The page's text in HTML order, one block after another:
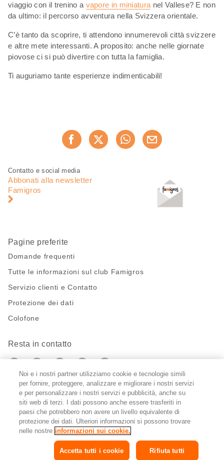
viaggio con il trenino a vapore in miniatura nel Vallese? E non
da ultimo: il percorso avventura nella Svizzera orientale.
C’è tanto da scoprire, ti attendono innumerevoli città svizzere
e altre mete interessanti. A proposito: anche nelle giornate
piovose ci si può divertire con tutta la famiglia.
Ti auguriamo tante esperienze indimenticabili!
Consiglia ora
Piè
pagina
Navigazione
pagina
Contatto e social media
Abbonati alla newsletter
Famigros
Pagine preferite
Domande frequenti
Tutte le informazioni sul club Famigros
Servizio clienti e Contatto
Protezione dei dati
Colofone
Resta in contatto
https://twitter.com/migros?
https://www.youtube.com/user/
PinterestInstagram
Impostazioni cookie
© 2026 Federazione delle cooperative Migros
FR IT
Noi e i nostri partner utilizziamo cookie e tecnologie simili
per fornire, proteggere, analizzare e migliorare i nostri servizi
e per personalizzare i nostri servizi e pubblicità, anche su
siti web di terzi. I dati possono anche essere trasferiti in
paesi che potrebbero non avere un livello equivalente di
protezione dei dati. Ulteriori informazioni si possono trovare
nelle nostre informazioni sui cookie.
Rifiuta tutti
Accetta tutti i cookie